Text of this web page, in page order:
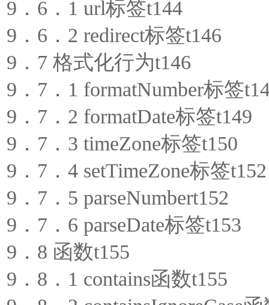
9．6．1 url标签t144
9．6．2 redirect标签t146
9．7 格式化行为t146
9．7．1 formatNumber标签
9．7．2 formatDate标签t149
9．7．3 timeZone标签t150
9．7．4 setTimeZone标签t152
9．7．5 parseNumbert152
9．7．6 parseDate标签t153
9．8 函数t155
9．8．1 contains函数t155